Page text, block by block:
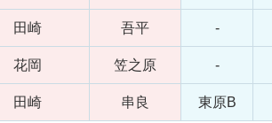
田崎 吾平 -
花岡 笠之原 -
田崎 串良 東原B